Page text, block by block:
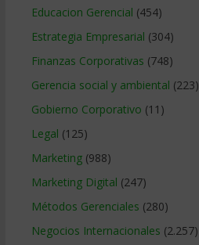
Educacion Gerencial (454)
Estrategia Empresarial (304)
Finanzas Corporativas (748)
Gerencia social y ambiental (223)
Gobierno Corporativo (11)
Legal (125)
Marketing(988)
Marketing Digital (247)
Métodos Gerenciales (280)
Negocios Internacionales (2.257)